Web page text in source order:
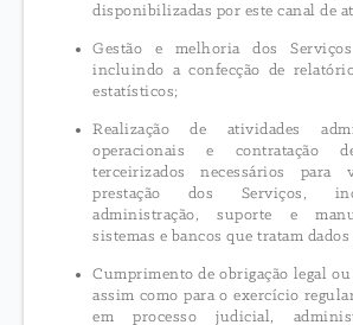
disponibilizadas por este canal de
Gestão e melhoria dos Serviços
incluindo a confecção de
estatísticos;
Realização de atividades
operacionais e contratação
terceirizados necessários para
prestação dos Serviços,
administração, suporte e
sistemas e bancos que tratam dados
Cumprimento de obrigação legal
assim como para o exercício
em processo judicial,